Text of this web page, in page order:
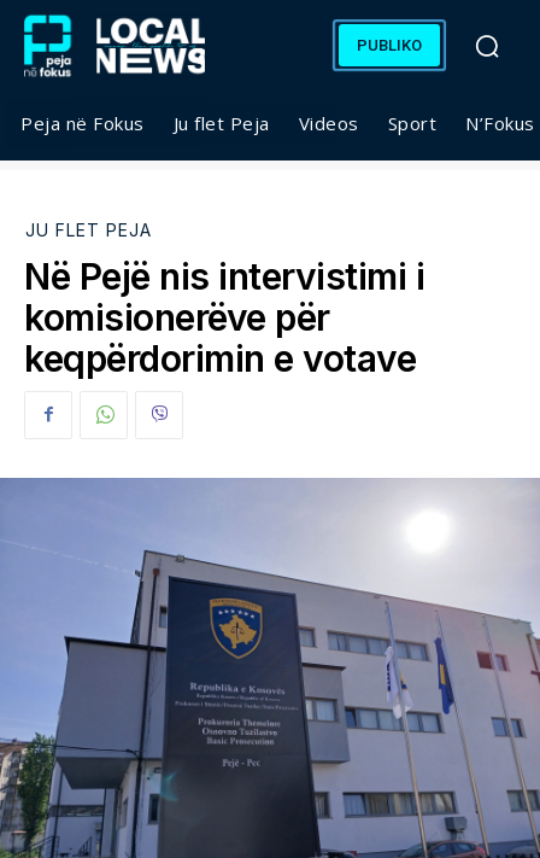
PUBLIKO
Peja në Fokus Ju flet Peja Videos Sport
JU FLET PEJA
Në Pejë nis intervistimi i
komisionerëve për
keqpërdorimin e votave